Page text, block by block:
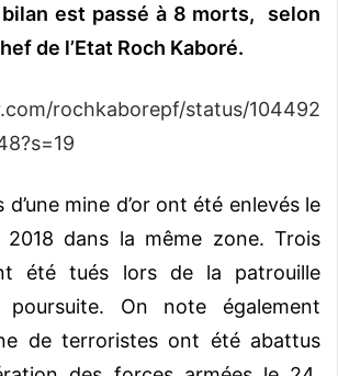
est passé à 8 morts, selon
de l’Etat Roch Kaboré.
rochkaborepf/status/104492
mine d’or ont été enlevés le
2018 dans la même zone. Trois
été tués lors de la patrouille
On note également
de terroristes ont été abattus